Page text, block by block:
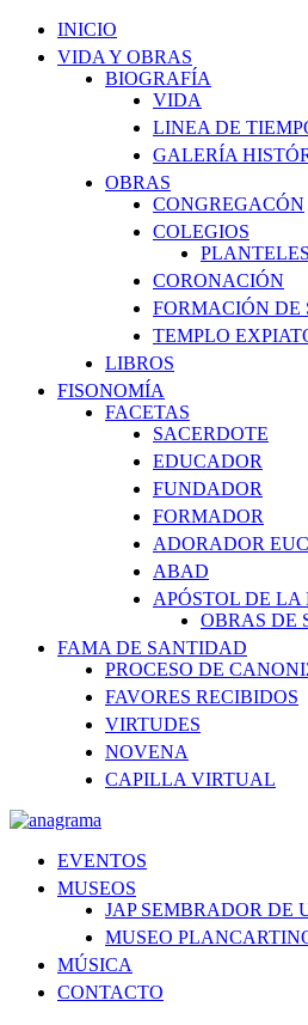
INICIO
VIDA Y OBRAS
BIOGRAFÍA
VIDA
LINEA DE
GALERÍA
OBRAS
CONGREGACÓN
COLEGIOS
PLANTELES
CORONACIÓN
FORMACIÓN DE
TEMPLO
LIBROS
FISONOMÍA
FACETAS
SACERDOTE
EDUCADOR
FUNDADOR
FORMADOR
ADORADOR
ABAD
APÓSTOL DE LA
OBRAS DE
FAMA DE SANTIDAD
PROCESO DE
FAVORES RECIBIDOS
VIRTUDES
NOVENA
CAPILLA VIRTUAL
EVENTOS
MUSEOS
JAP SEMBRADOR DE
MUSEO
MÚSICA
CONTACTO